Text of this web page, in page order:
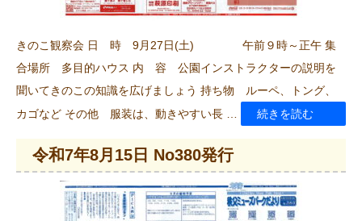
の
きのこ観察会 日 時 9月27日(土) 午前９時～正午 集
合場所 多目的ハウス 内 容 公園インストラクターの説明を
聞いてきのこの知識を広げましょう 持ち物 ルーペ、トング、
カゴなど その他 服装は、動きやすい長 …
“令
年
9
続きを読む
令和7年8月15日 No380発行